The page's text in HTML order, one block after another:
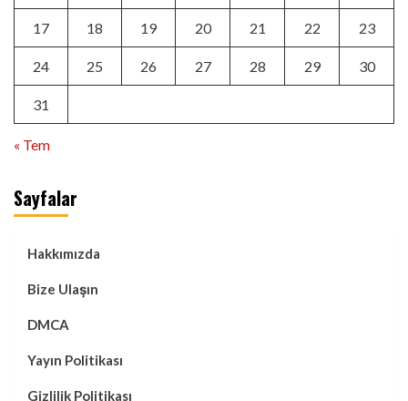
17 18 19 20 21 22 23
24 25 26 27 28 29 30
31
« Tem
Sayfalar
Hakkımızda
Bize Ulaşın
DMCA
Yayın Politikası
Gizlilik Politikası